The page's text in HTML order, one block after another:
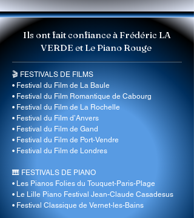
Ils ont fait confiance à Frédéric LA
VERDE et Le Piano Rouge
🎬 FESTIVALS DE FILMS
• Festival du Film de La Baule
• Festival du Film Romantique de Cabourg
• Festival du Film de La Rochelle
• Festival du Film d’Anvers
• Festival du Film de Gand
• Festival du Film de Port-Vendre
• Festival du Film de Londres
🎹 FESTIVALS DE PIANO
• Les Pianos Folies du Touquet-Paris-Plage
• Le Lille Piano Festival Jean-Claude Casadesus
• Festival Classique de Vernet-les-Bains